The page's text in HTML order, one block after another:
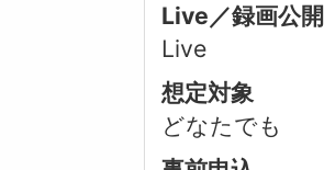
Live／録画公開
Live
想定対象
どなたでも